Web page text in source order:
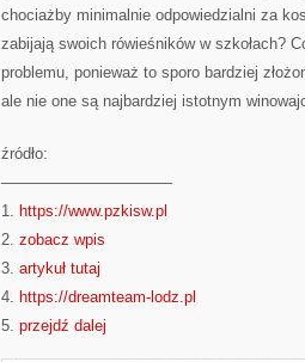
chociażby minimalnie odpowiedzialni za
zabijają swoich rówieśników w szkołach?
problemu, ponieważ to sporo bardziej
ale nie one są najbardziej istotnym
źródło:
———————————
1. https://www.pzkisw.pl
2. zobacz wpis
3. artykuł tutaj
4. https://dreamteam-lodz.pl
5. przejdź dalej